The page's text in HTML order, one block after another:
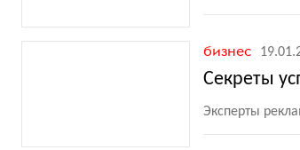
бизнес
Секреты
Эксперты